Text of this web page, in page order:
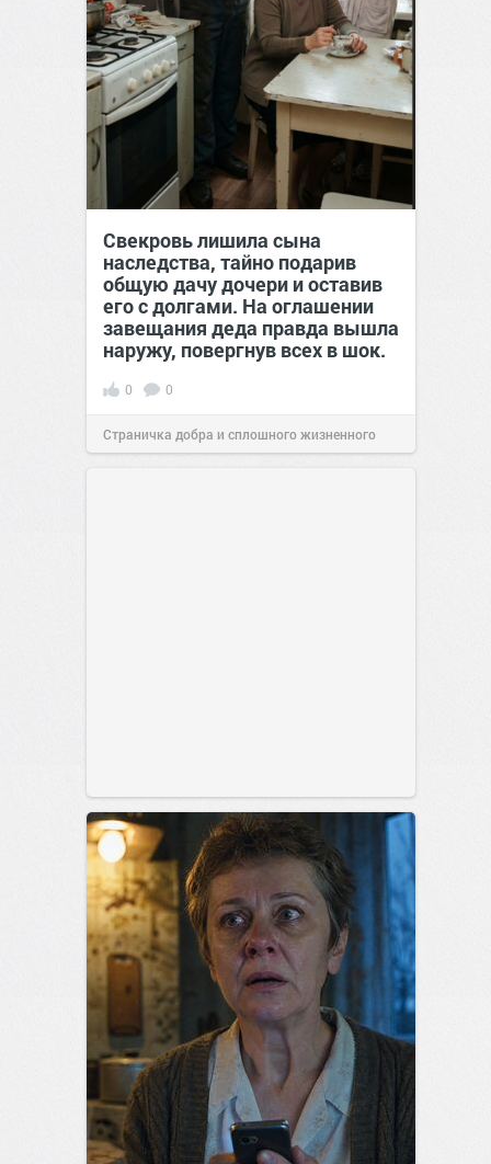
Свекровь лишила сына
наследства, тайно подарив
общую дачу дочери и оставив
его с долгами. На оглашении
завещания деда правда вышла
наружу, повергнув всех в шок.
0 0
Страничка добра и сплошного жизненного